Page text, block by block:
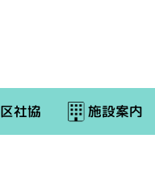
社協 施設案内